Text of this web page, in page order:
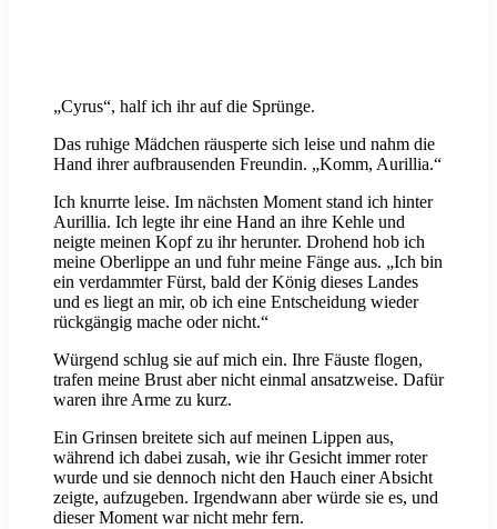
„Cyrus“, half ich ihr auf die Sprünge.
Das ruhige Mädchen räusperte sich leise und nahm die
Hand ihrer aufbrausenden Freundin. „Komm, Aurillia.“
Ich knurrte leise. Im nächsten Moment stand ich hinter
Aurillia. Ich legte ihr eine Hand an ihre Kehle und
neigte meinen Kopf zu ihr herunter. Drohend hob ich
meine Oberlippe an und fuhr meine Fänge aus. „Ich bin
ein verdammter Fürst, bald der König dieses Landes
und es liegt an mir, ob ich eine Entscheidung wieder
rückgängig mache oder nicht.“
Würgend schlug sie auf mich ein. Ihre Fäuste flogen,
trafen meine Brust aber nicht einmal ansatzweise. Dafür
waren ihre Arme zu kurz.
Ein Grinsen breitete sich auf meinen Lippen aus,
während ich dabei zusah, wie ihr Gesicht immer roter
wurde und sie dennoch nicht den Hauch einer Absicht
zeigte, aufzugeben. Irgendwann aber würde sie es, und
dieser Moment war nicht mehr fern.